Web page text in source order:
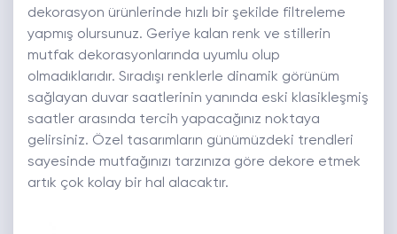
dekorasyon ürünlerinde hızlı bir şekilde filtreleme
yapmış olursunuz. Geriye kalan renk ve stillerin
mutfak dekorasyonlarında uyumlu olup
olmadıklarıdır. Sıradışı renklerle dinamik görünüm
sağlayan duvar saatlerinin yanında eski klasikleşmiş
saatler arasında tercih yapacağınız noktaya
gelirsiniz. Özel tasarımların günümüzdeki trendleri
sayesinde mutfağınızı tarzınıza göre dekore etmek
artık çok kolay bir hal alacaktır.